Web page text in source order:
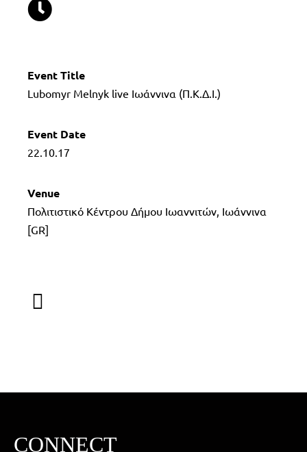
Event Title
Lubomyr Melnyk live Ιωάννινα (Π.Κ.Δ.Ι.)
Event Date
22.10.17
Venue
Πολιτιστικό Κέντρου Δήμου Ιωαννιτών, Ιωάννινα
[GR]
CONNECT